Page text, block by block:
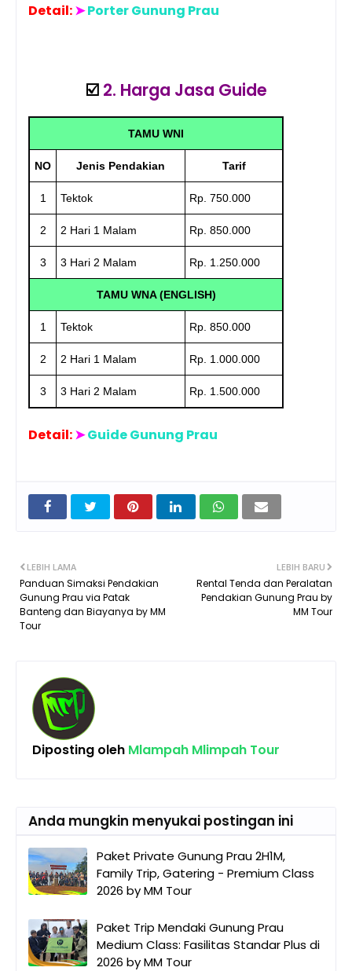
Detail:➤Porter Gunung Prau
☑️ 2. Harga Jasa Guide
TAMU WNI
NO Jenis Pendakian Tarif
1 Tektok Rp. 750.000
2 2 Hari 1 Malam Rp. 850.000
3 3 Hari 2 Malam Rp. 1.250.000
TAMU WNA (ENGLISH)
1 Tektok Rp. 850.000
2 2 Hari 1 Malam Rp. 1.000.000
3 3 Hari 2 Malam Rp. 1.500.000
Detail:➤Guide Gunung Prau
LEBIH BARU
Rental Tenda dan Peralatan
Pendakian Gunung Prau by
MM Tour
LEBIH LAMA
Panduan Simaksi Pendakian
Gunung Prau via Patak
Banteng dan Biayanya by MM
Tour
Diposting oleh Mlampah Mlimpah Tour
Anda mungkin menyukai postingan ini
Paket Private Gunung Prau 2H1M,
Family Trip, Gatering - Premium Class
2026 by MM Tour
Paket Trip Mendaki Gunung Prau
Medium Class: Fasilitas Standar Plus di
2026 by MM Tour